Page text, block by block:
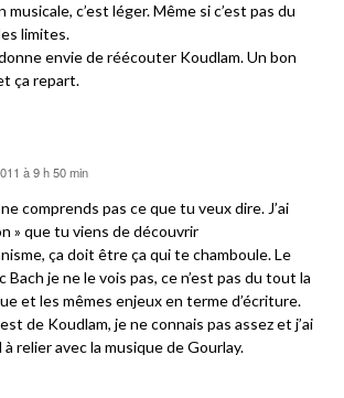
musicale, c’est léger. Même si c’est pas du
limites.
envie de réécouter Koudlam. Un bon
ça repart.
à 9 h 50 min
comprends pas ce que tu veux dire. J’ai
» que tu viens de découvrir
ça doit être ça qui te chamboule. Le
Bach je ne le vois pas, ce n’est pas du tout la
et les mêmes enjeux en terme d’écriture.
de Koudlam, je ne connais pas assez et j’ai
à relier avec la musique de Gourlay.